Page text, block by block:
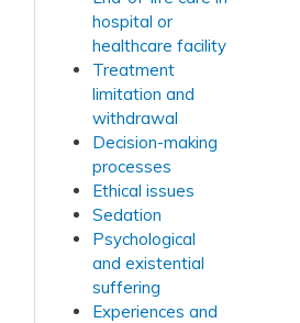
hospital or
healthcare facility
Treatment
limitation and
withdrawal
Decision-making
processes
Ethical issues
Sedation
Psychological
and existential
suffering
Experiences and